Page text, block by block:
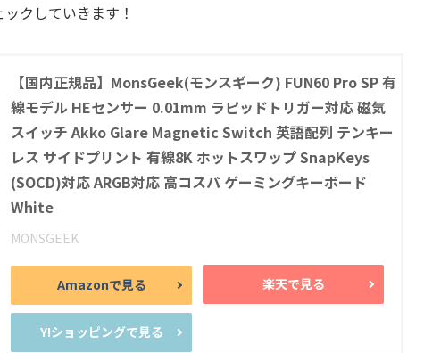
クしていきます！
【国内正規品】MonsGeek(モンスギーク) FUN60 Pro SP 有
線モデル HEセンサー 0.01mm ラピッドトリガー対応 磁気
スイッチ Akko Glare Magnetic Switch 英語配列 テンキー
レス サイドプリント 有線8K ホットスワップ SnapKeys
(SOCD)対応 ARGB対応 高コスパ ゲーミングキーボード
White
MONSGEEK
Amazonで見る 楽天で見る
Y!ショッピングで見る